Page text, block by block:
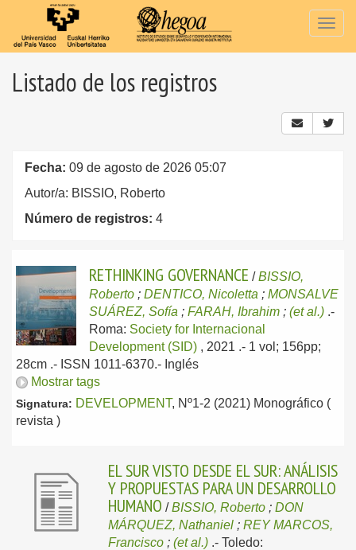
Listado de los registros
Fecha: 09 de agosto de 2026 05:07
Autor/a: BISSIO, Roberto
Número de registros: 4
RETHINKING GOVERNANCE /BISSIO,
Roberto ; DENTICO, Nicoletta ; MONSALVE
SUÁREZ, Sofía ; FARAH, Ibrahim ; (et al.) .-
Roma: Society for Internacional
Development (SID) , 2021 .- 1 vol; 156pp;
28cm .- ISSN 1011-6370.- Inglés
Mostrar tags
Signatura: DEVELOPMENT, Nº1-2 (2021) Monográfico (
revista )
EL SUR VISTO DESDE EL SUR: ANÁLISIS
Y PROPUESTAS PARA UN DESARROLLO
HUMANO /BISSIO, Roberto ; DON
MÁRQUEZ, Nathaniel ; REY MARCOS,
Francisco ; (et al.) .- Toledo: